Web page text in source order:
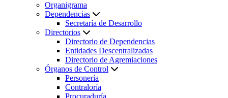
Organigrama
Dependencias
Secretaría de Desarrollo
Directorios
Directorio de Dependencias
Entidades Descentralizadas
Directorio de Agremiaciones
Órganos de Control
Personería
Contraloría
Procuraduría